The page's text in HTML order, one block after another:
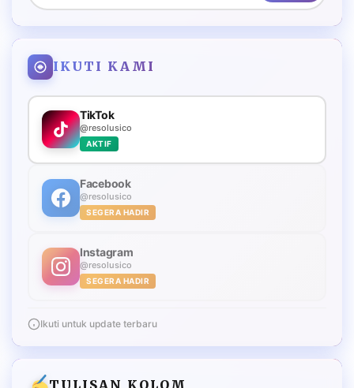
IKUTI KAMI
TikTok
@resolusico
AKTIF
Facebook
@resolusico
SEGERA HADIR
Instagram
@resolusico
SEGERA HADIR
Ikuti untuk update terbaru